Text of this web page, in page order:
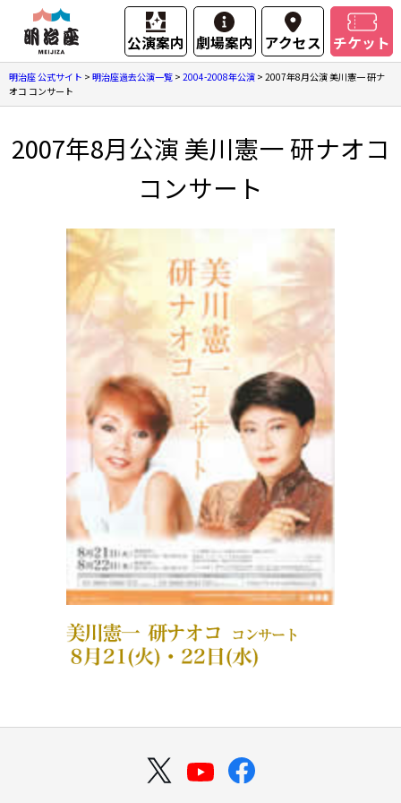
公演案内 劇場案内 アクセス チケット
明治座 公式サイト > 明治座過去公演一覧 > 2004-2008年公演 > 2007年8月公演 美川憲一 研ナ
オコ コンサート
2007年8月公演 美川憲一 研ナオコ
コンサート